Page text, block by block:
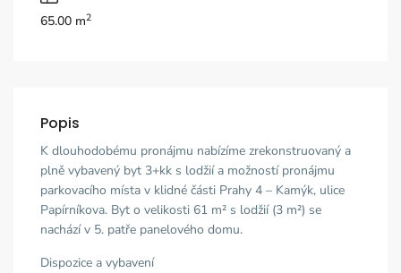
65.00 m2
Popis
K dlouhodobému pronájmu nabízíme zrekonstruovaný a
plně vybavený byt 3+kk s lodžií a možností pronájmu
parkovacího místa v klidné části Prahy 4 – Kamýk, ulice
Papírníkova. Byt o velikosti 61 m² s lodžií (3 m²) se
nachází v 5. patře panelového domu.
Dispozice a vybavení